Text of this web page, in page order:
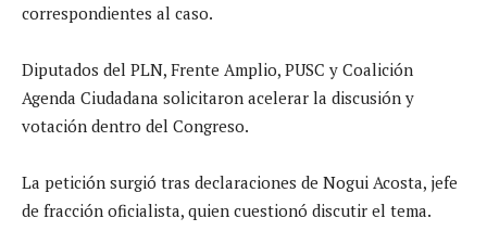
correspondientes al caso.
Diputados del PLN, Frente Amplio, PUSC y Coalición
Agenda Ciudadana solicitaron acelerar la discusión y
votación dentro del Congreso.
La petición surgió tras declaraciones de Nogui Acosta, jefe
de fracción oficialista, quien cuestionó discutir el tema.